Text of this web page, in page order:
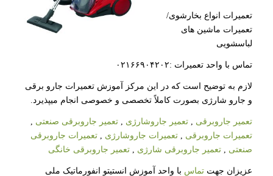
تعمیرات انواع بخارشوی/
تعمیرات ماشین های
لباسشویی
تماس با واحد تعمیرات :۰۲۱۶۶۹۰۴۲۰۲
لازم به توضیح است که در این مرکز آموزش تعمیرات جارو برقی
و جارو شارژی بصورت کاملاً تخصصی و خصوصی انجام میپذیرد.
تعمیر جاروبرقی تعمیر جاروشارژی تعمیر جاروبرقی صنعتی
تعمیرات جاروبرقی
تعمیرات جاروشارژی
تعمیرات جاروبرقی
صنعتی
تعمیر جاروبرقی شارژی تعمیر جاروبرقی خانگی
عزیزان جهت تماس با واحد آموزش انستیتو انفورماتیک ملی